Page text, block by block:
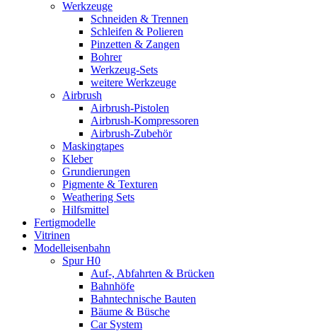
Werkzeuge
Schneiden & Trennen
Schleifen & Polieren
Pinzetten & Zangen
Bohrer
Werkzeug-Sets
weitere Werkzeuge
Airbrush
Airbrush-Pistolen
Airbrush-Kompressoren
Airbrush-Zubehör
Maskingtapes
Kleber
Grundierungen
Pigmente & Texturen
Weathering Sets
Hilfsmittel
Fertigmodelle
Vitrinen
Modelleisenbahn
Spur H0
Auf-, Abfahrten & Brücken
Bahnhöfe
Bahntechnische Bauten
Bäume & Büsche
Car System